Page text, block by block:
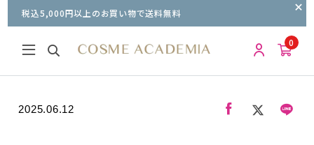
税込5,000円以上のお買い物で送料無料
0
2025.06.12